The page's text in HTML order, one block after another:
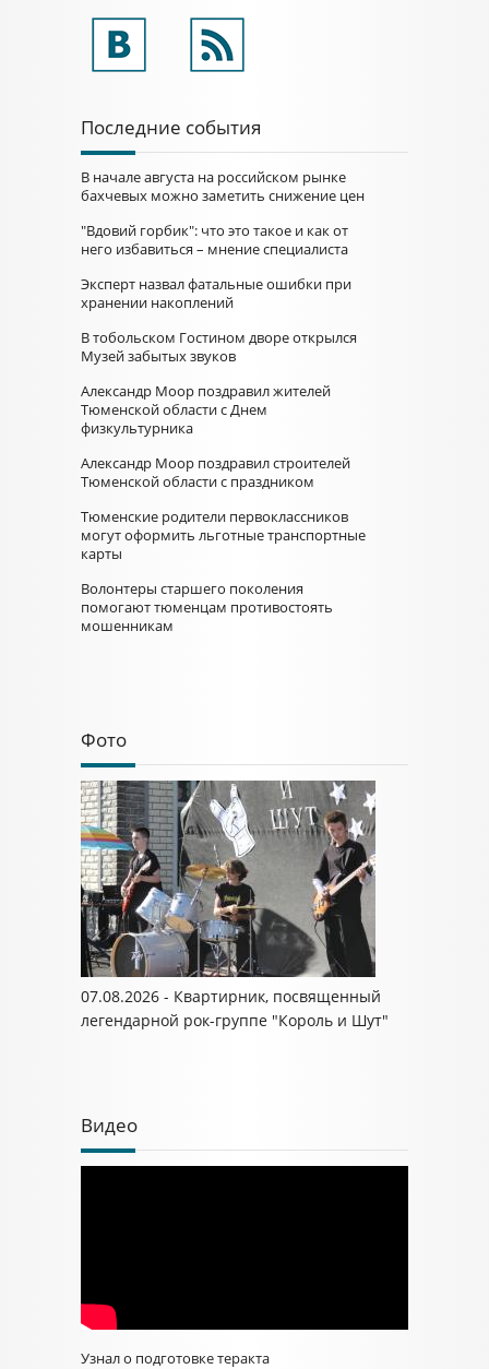
Последние события
В начале августа на российском рынке
бахчевых можно заметить снижение цен
"Вдовий горбик": что это такое и как от
него избавиться – мнение специалиста
Эксперт назвал фатальные ошибки при
хранении накоплений
В тобольском Гостином дворе открылся
Музей забытых звуков
Александр Моор поздравил жителей
Тюменской области с Днем
физкультурника
Александр Моор поздравил строителей
Тюменской области с праздником
Тюменские родители первоклассников
могут оформить льготные транспортные
карты
Волонтеры старшего поколения
помогают тюменцам противостоять
мошенникам
Фото
07.08.2026 - Квартирник, посвященный
легендарной рок-группе "Король и Шут"
Видео
Узнал о подготовке теракта